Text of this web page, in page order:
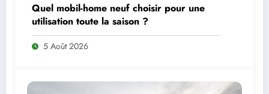
Quel mobil-home neuf choisir pour une
utilisation toute la saison ?
5 Août 2026